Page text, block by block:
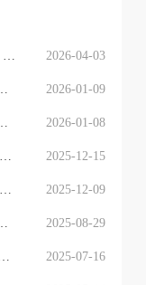
2026-04-03
2026-01-09
2026-01-08
2025-12-15
2025-12-09
2025-08-29
2025-07-16